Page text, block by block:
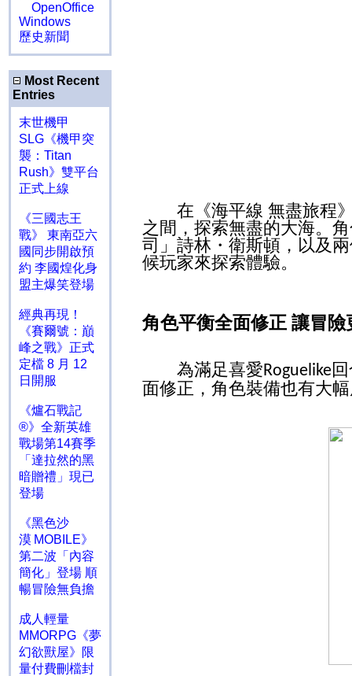
OpenOffice
Windows
歷史新聞
Most Recent
Entries
末世機甲
SLG《機甲突
襲：Titan
Rush》雙平台
正式上線
《三國志王
戰》 東南亞六
國同步開啟預
約 李國煌化身
盟主爆笑登場
經典再現！
《賽爾號：巔
峰之戰》正式
定檔 8 月 12
日開服
《爐石戰記
®》全新英雄
戰場第14賽季
「達拉然的黑
暗贈禮」現已
登場
《黑色沙
漠 MOBILE》
第二波「內容
簡化」登場 順
暢冒險無負擔
成人輕量
MMORPG《夢
幻欲獸屋》限
量付費刪檔封
在《海平線 無盡旅程》
之間，探索無盡的大海。
司」詩林・衛斯頓，以及
候玩家來探索體驗。
角色平衡全面修正 讓冒險
為滿足喜愛Roguelike
面修正，角色裝備也有大